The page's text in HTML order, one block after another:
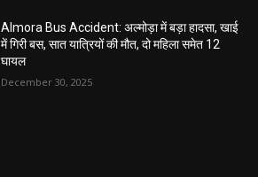
Almora Bus Accident: अल्मोड़ा में बड़ा हादसा, खाई
में गिरी बस, सात यात्रियों की मौत, दो महिला समेत 12
घायल
December 30, 2025